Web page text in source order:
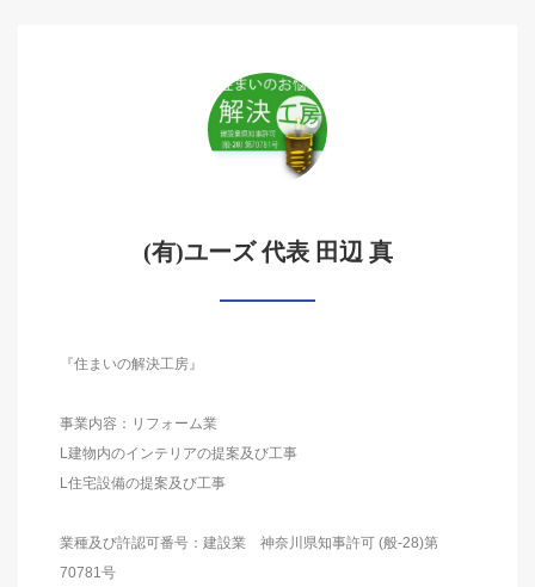
(有)ユーズ 代表 田辺 真
『住まいの解決工房』
事業内容：リフォーム業
L建物内のインテリアの提案及び工事
L住宅設備の提案及び工事
業種及び許認可番号：建設業 神奈川県知事許可 (般-28)第
70781号